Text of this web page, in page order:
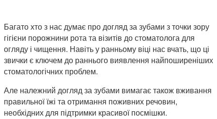
Багато хто з нас думає про догляд за зубами з точки зору
гігієни порожнини рота та візитів до стоматолога для
огляду і чищення. Навіть у ранньому віці нас вчать, що ці
звички є ключем до раннього виявлення найпоширеніших
стоматологічних проблем.
Але належний догляд за зубами вимагає також вживання
правильної їжі та отримання поживних речовин,
необхідних для підтримки красивої посмішки.